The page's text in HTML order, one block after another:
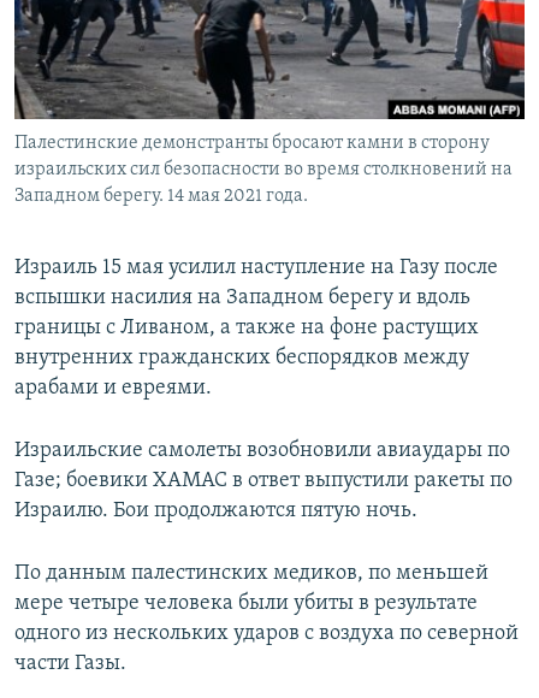
Палестинские демонстранты бросают камни в сторону
израильских сил безопасности во время столкновений на
Западном берегу. 14 мая 2021 года.
Израиль 15 мая усилил наступление на Газу после
вспышки насилия на Западном берегу и вдоль
границы с Ливаном, а также на фоне растущих
внутренних гражданских беспорядков между
арабами и евреями.
Израильские самолеты возобновили авиаудары по
Газе; боевики ХАМАС в ответ выпустили ракеты по
Израилю. Бои продолжаются пятую ночь.
По данным палестинских медиков, по меньшей
мере четыре человека были убиты в результате
одного из нескольких ударов с воздуха по северной
части Газы.